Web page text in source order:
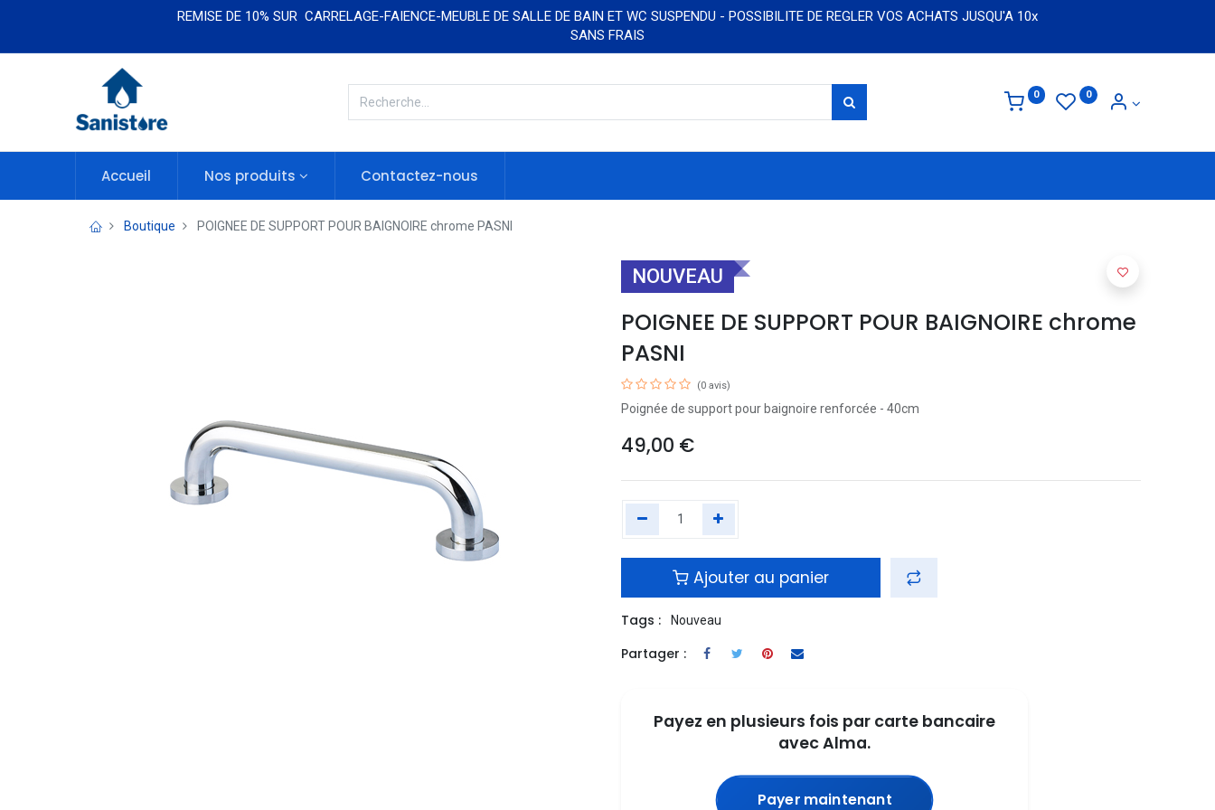
REMISE DE 10% SUR CARRELAGE-FAIENCE-MEUBLE DE SALLE DE BAIN ET WC SUSPENDU - POSSIBILITE DE REGLER VOS ACHATS JUSQU'A 10x
SANS FRAIS
0 0
Accueil Nos produits​​ Contactez-nous
Boutique POIGNEE DE SUPPORT POUR BAIGNOIRE chrome PASNI
NOUVEAU
POIGNEE DE SUPPORT POUR BAIGNOIRE chrome
PASNI
(0 avis)
Poignée de support pour baignoire renforcée - 40cm
49,00 €
Ajouter au panier
Tags : Nouveau
Partager :
Payez en plusieurs fois par carte bancaire
avec Alma.
Payer maintenant